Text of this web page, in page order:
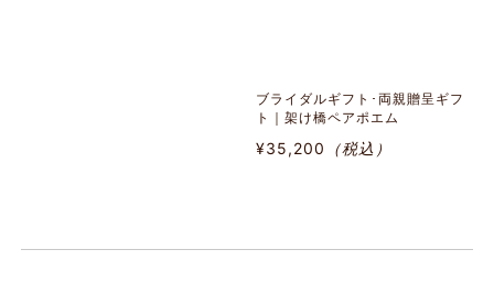
ブライダルギフト･両親贈呈ギフ
ト｜架け橋ペアポエム
¥35,200 （税込）